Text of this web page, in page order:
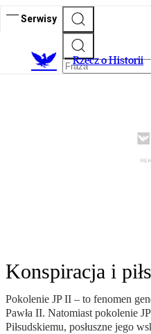
Serwisy
Rzecz o Historii
Konspiracja i
Pokolenie JP II – to fenomen
Pawła II. Natomiast pokolenie
Piłsudskiemu, posłuszne jego